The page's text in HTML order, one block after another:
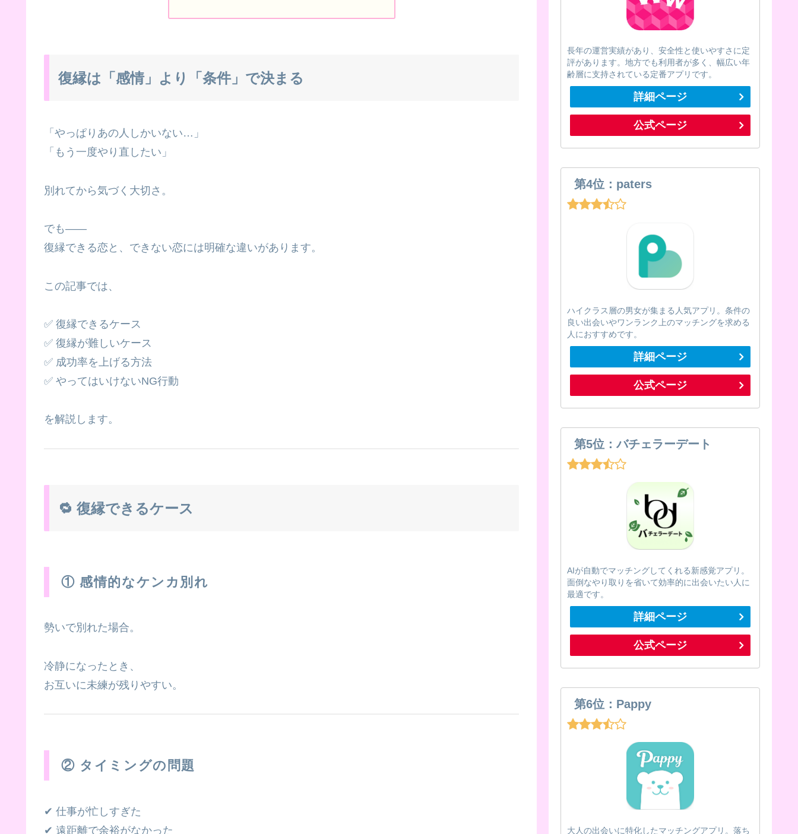
復縁は「感情」より「条件」で決まる
「やっぱりあの人しかいない…」
「もう一度やり直したい」
別れてから気づく大切さ。
でも――
復縁できる恋と、できない恋には明確な違いがあります。
この記事では、
✅ 復縁できるケース
✅ 復縁が難しいケース
✅ 成功率を上げる方法
✅ やってはいけないNG行動
を解説します。
🔁 復縁できるケース
① 感情的なケンカ別れ
勢いで別れた場合。
冷静になったとき、
お互いに未練が残りやすい。
② タイミングの問題
✔ 仕事が忙しすぎた
✔ 遠距離で余裕がなかった
長年の運営実績があり、安全性と使いやすさに定
評があります。地方でも利用者が多く、幅広い年
齢層に支持されている定番アプリです。
詳細ページ
公式ページ
第4位：paters
ハイクラス層の男女が集まる人気アプリ。条件の
良い出会いやワンランク上のマッチングを求める
人におすすめです。
詳細ページ
公式ページ
第5位：バチェラーデート
AIが自動でマッチングしてくれる新感覚アプリ。
面倒なやり取りを省いて効率的に出会いたい人に
最適です。
詳細ページ
公式ページ
第6位：Pappy
大人の出会いに特化したマッチングアプリ。落ち